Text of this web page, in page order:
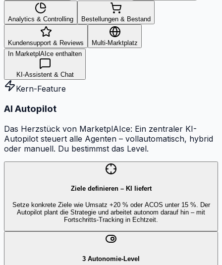
Analytics & Controlling Bestellungen & Bestand
Kundensupport & Reviews
Multi-Marktplatz
In MarketplAIce enthalten
KI-Assistent & Chat
Kern-Feature
AI Autopilot
Das Herzstück von MarketplAIce: Ein zentraler KI-
Autopilot steuert alle Agenten – vollautomatisch, hybrid
oder manuell. Du bestimmst das Level.
Ziele definieren – KI liefert
Setze konkrete Ziele wie Umsatz +20 % oder ACOS unter 15 %. Der
Autopilot plant die Strategie und arbeitet autonom darauf hin – mit
Fortschritts-Tracking in Echtzeit.
3 Autonomie-Level